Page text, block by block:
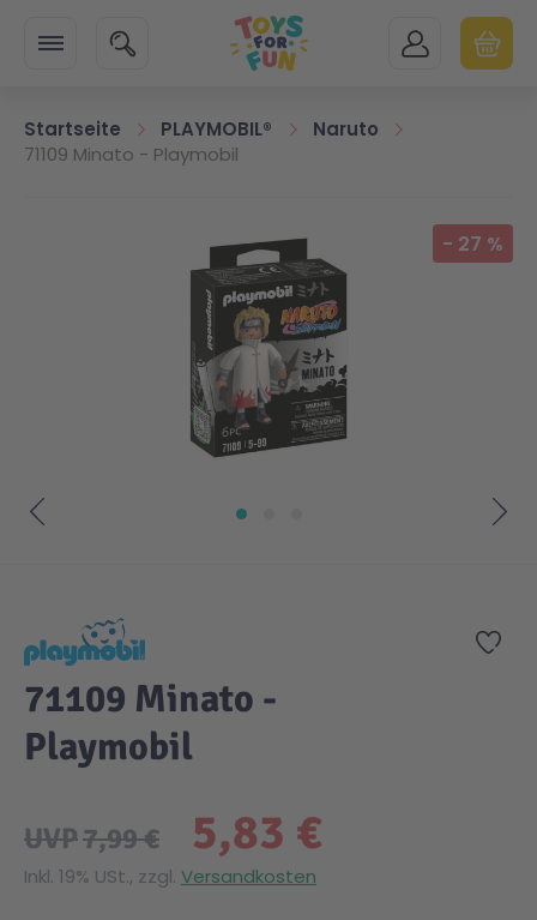
SUCHE MEIN KONTO
Startseite PLAYMOBIL®
Naruto
71109 Minato - Playmobil
Zum Ende der Bildgalerie springen - 27 %
Zur
71109 Minato -
Playmobil
5,83 €
UVP7,99 €
Inkl. 19% USt., zzgl. Versandkosten